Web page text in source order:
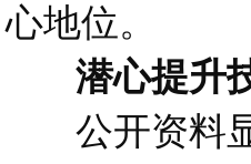
心地位。
潜心提升
公开资料显